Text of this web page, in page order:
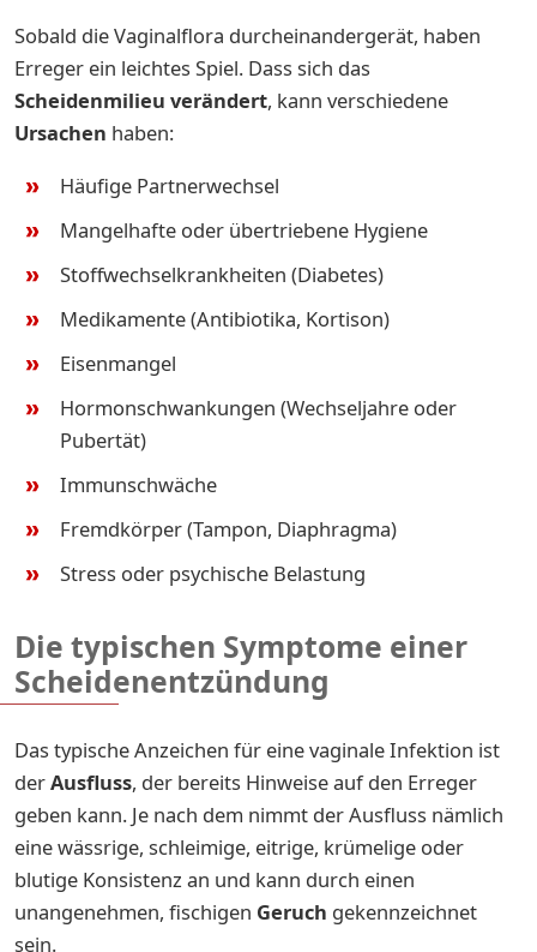
Sobald die Vaginalflora durcheinandergerät, haben
Erreger ein leichtes Spiel. Dass sich das
Scheidenmilieu verändert, kann verschiedene
Ursachen haben:
Häufige Partnerwechsel
Mangelhafte oder übertriebene Hygiene
Stoffwechselkrankheiten (Diabetes)
Medikamente (Antibiotika, Kortison)
Eisenmangel
Hormonschwankungen (Wechseljahre oder
Pubertät)
Immunschwäche
Fremdkörper (Tampon, Diaphragma)
Stress oder psychische Belastung
Die typischen Symptome einer
Scheidenentzündung
Das typische Anzeichen für eine vaginale Infektion ist
derAusfluss, der bereits Hinweise auf den Erreger
geben kann. Je nach dem nimmt der Ausfluss nämlich
eine wässrige, schleimige, eitrige, krümelige oder
blutige Konsistenz an und kann durch einen
unangenehmen, fischigen Geruch gekennzeichnet
sein.